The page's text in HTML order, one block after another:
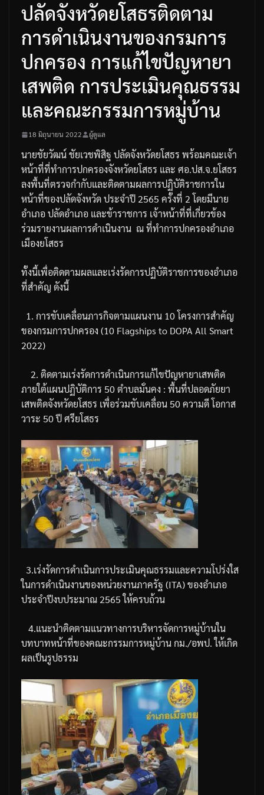
ปลัดจังหวัดยโสธรติดตาม
การดำเนินงานของกรมการ
ปกครอง การแก้ไขปัญหายา
เสพติด การประเมินคุณธรรม
และคณะกรรมการหมู่บ้าน
18 มิถุนายน 2022 ผู้ดูแล
นายชัยวัฒน์ชัยเวชพิสิฐ ปลัดจังหวัดยโสธร พร้อมคณะเจ้า
หน้าที่ที่ทำการปกครองจังหวัดยโสธร และ ศอ.ปส.จ.ยโสธร
ลงพื้นที่ตรวจกำกับและติดตามผลการปฏิบัติราชการใน
หน้าที่ของปลัดจังหวัดประจำปี 2565 ครั้งที่ 2 โดยมีนาย
อำเภอปลัดอำเภอ และข้าราชการ เจ้าหน้าที่ที่เกี่ยวข้อง
ร่วมรายงานผลการดำเนินงาน ณที่ทำการปกครองอำเภอ
เมืองยโสธร
ทั้งนี้เพื่อติดตามผลและเร่งรัดการปฏิบัติราชการของอำเภอ
ที่สำคัญ ดังนี้
1. การขับเคลื่อนภารกิจตามแผนงาน 10โครงการสำคัญ
ของกรมการปกครอง (10 Flagships to DOPA All Smart
2022)
2. ติดตามเร่งรัดการดำเนินการแก้ไขปัญหายาเสพติด
ภายใต้แผนปฏิบัติการ 50ตำบลมั่นคง : พื้นที่ปลอดภัยยา
เสพติดจังหวัดยโสธร เพื่อร่วมขับเคลื่อน 50ความดีโอกาส
วาระ 50ปีศรียโสธร
3.เร่งรัดการดำเนินการประเมินคุณธรรมและความโปร่งใส
ในการดำเนินงานของหน่วยงานภาครัฐ (ITA)ของอำเภอ
ประจำปีงบประมาณ 2565ให้ครบถ้วน
4.แนะนำติดตามแนวทางการบริหารจัดการหมู่บ้านใน
บทบาทหน้าที่ของคณะกรรมการหมู่บ้านกม./อพป.ให้เกิด
ผลเป็นรูปธรรม